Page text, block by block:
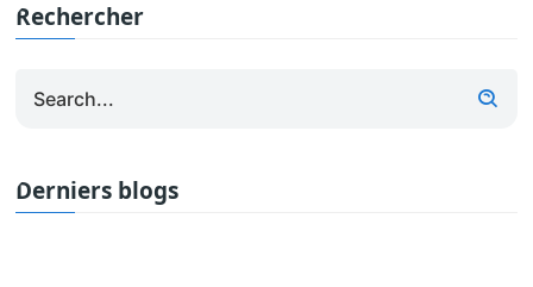
Rechercher
Derniers blogs